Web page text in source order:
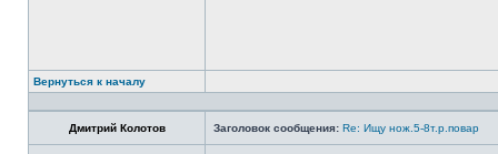
Вернуться к началу
Дмитрий Колотов Заголовок сообщения: Re: Ищу нож.5-8т.р.повар